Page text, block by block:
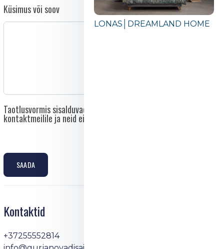
Küsimus või soov
Taotlusvormis sisalduvad andmed saadetakse otse asutuse
kontaktmeilile ja neid ei edastata kolmandatele isikutele.
SAADA
Kontaktid
+37255552814
LONAS│DREAMLAND HOME